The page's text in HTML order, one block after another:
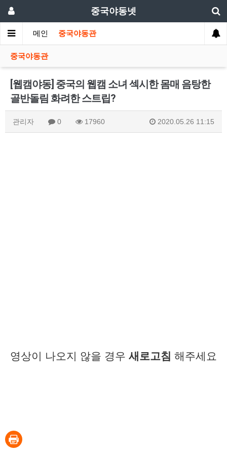
중국야동넷
메인 중국야동관
중국야동관
[웹캠야동] 중국의 웹캠 소녀 섹시한 몸매 음탕한
골반돌림 화려한 스트립?
관리자 0 17960 2020.05.26 11:15
영상이 나오지 않을 경우 새로고침 해주세요